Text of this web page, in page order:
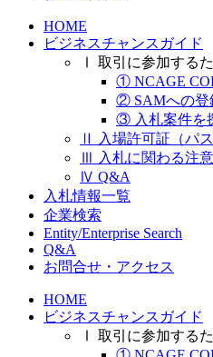
HOME
ビジネスチャンスガイド
Ⅰ 取引に参加する
① NCAGE
② SAMへの登
③ 入札案件を
Ⅱ 入場許可証（パ
Ⅲ 入札に関わる注
Ⅳ Q&A
入札情報一覧
企業検索
Entity/Enterprise Search
Q&A
お問合せ・アクセス
HOME
ビジネスチャンスガイド
Ⅰ 取引に参加する